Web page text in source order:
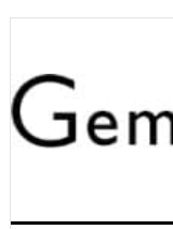
Skip
primary
navigation
Skip
content
Skip
primary
sidebar
Skip
footer